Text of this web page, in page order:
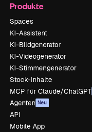
Produkte
Spaces
KI-Assistent
KI-Bildgenerator
KI-Videogenerator
KI-Stimmengenerator
Stock-Inhalte
MCP für Claude/ChatGPT
Agenten Neu
API
Mobile App